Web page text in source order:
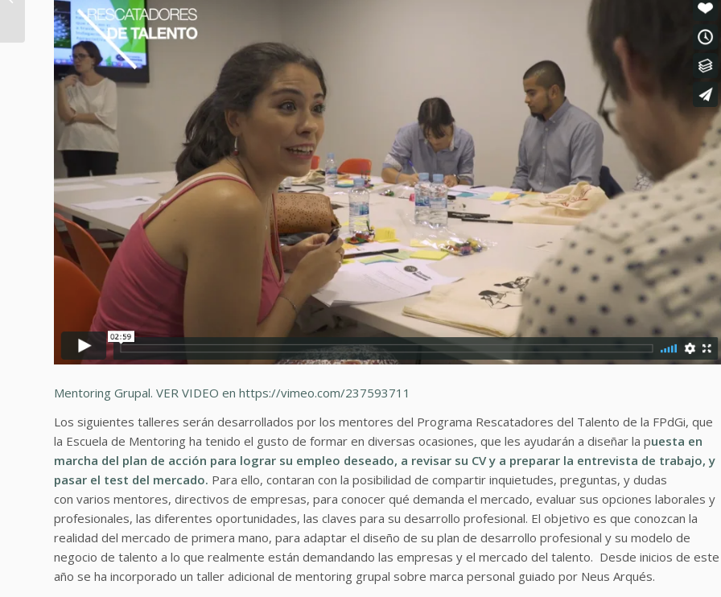
Mentoring Grupal. VER VIDEO en https://vimeo.com/237593711
Los siguientes talleres serán desarrollados por los mentores del Programa Rescatadores del Talento de la FPdGi, que
la Escuela de Mentoring ha tenido el gusto de formar en diversas ocasiones, que les ayudarán a diseñar la puesta en
marcha del plan de acción para lograr su empleo deseado, a revisar su CV y a preparar la entrevista de trabajo, y
pasar el test del mercado. Para ello, contaran con la posibilidad de compartir inquietudes, preguntas, y dudas
con varios mentores, directivos de empresas, para conocer qué demanda el mercado, evaluar sus opciones laborales y
profesionales, las diferentes oportunidades, las claves para su desarrollo profesional. El objetivo es que conozcan la
realidad del mercado de primera mano, para adaptar el diseño de su plan de desarrollo profesional y su modelo de
negocio de talento a lo que realmente están demandando las empresas y el mercado del talento. Desde inicios de este
año se ha incorporado un taller adicional de mentoring grupal sobre marca personal guiado por Neus Arqués.
un 2022 lleno de
Sabiduría para
seguir...